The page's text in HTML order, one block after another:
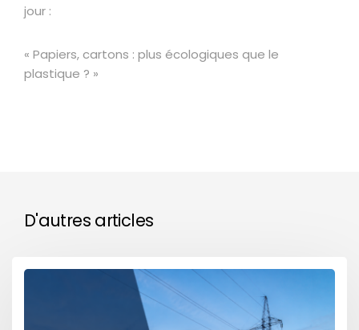
jour :
« Papiers, cartons : plus écologiques que le
plastique ? »
D'autres articles